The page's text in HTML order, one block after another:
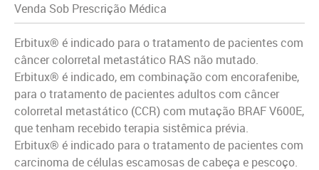
Venda Sob Prescrição Médica
Erbitux® é indicado para o tratamento de pacientes com
câncer colorretal metastático RAS não mutado.
Erbitux® é indicado, em combinação com encorafenibe,
para o tratamento de pacientes adultos com câncer
colorretal metastático (CCR) com mutação BRAF V600E,
que tenham recebido terapia sistêmica prévia.
Erbitux® é indicado para o tratamento de pacientes com
carcinoma de células escamosas de cabeça e pescoço.